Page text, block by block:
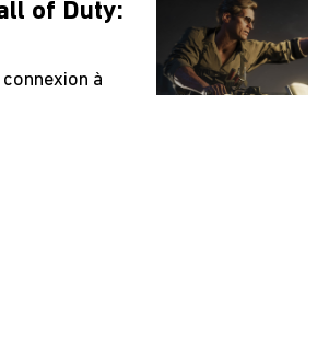
of Duty:
à